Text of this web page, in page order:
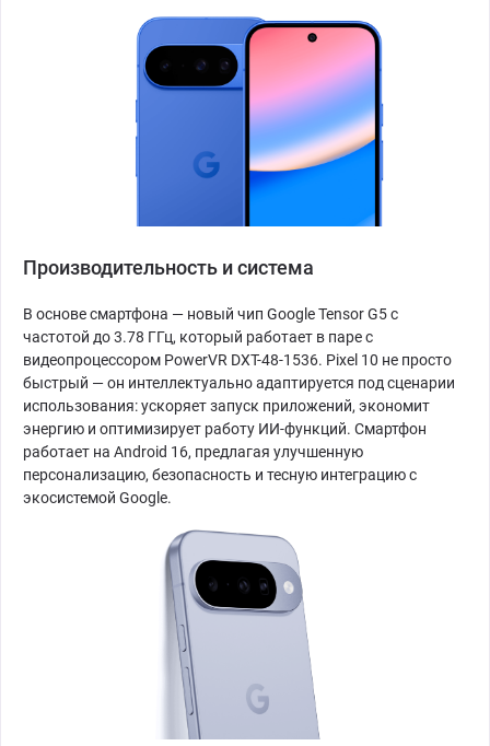
Производительность и система
В основе смартфона — новый чип Google Tensor G5 с
частотой до 3.78 ГГц, который работает в паре с
видеопроцессором PowerVR DXT-48-1536. Pixel 10 не просто
быстрый — он интеллектуально адаптируется под сценарии
использования: ускоряет запуск приложений, экономит
энергию и оптимизирует работу ИИ-функций. Смартфон
работает на Android 16, предлагая улучшенную
персонализацию, безопасность и тесную интеграцию с
экосистемой Google.